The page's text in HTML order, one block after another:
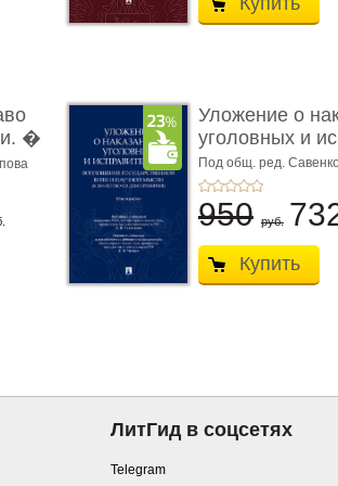
�
Уложение о
уголовных и
Под общ. ред.
и рук. авт. кол. Чучаев
950 руб.
Купить
ЛитГид в соцсетях
Telegram